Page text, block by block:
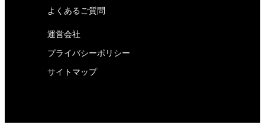
よくあるご質問
運営会社
プライバシーポリシー
サイトマップ